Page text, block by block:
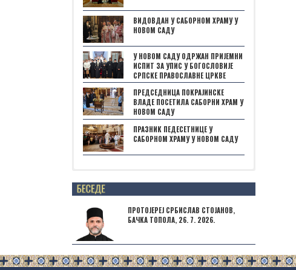
ВИДОВДАН У САБОРНОМ ХРАМУ У
НОВОМ САДУ
У НОВОМ САДУ ОДРЖАН ПРИЈЕМНИ
ИСПИТ ЗА УПИС У БОГОСЛОВИЈЕ
СРПСКЕ ПРАВОСЛАВНЕ ЦРКВЕ
ПРЕДСЕДНИЦА ПОКРАЈИНСКЕ
ВЛАДЕ ПОСЕТИЛА САБОРНИ ХРАМ У
НОВОМ САДУ
ПРАЗНИК ПЕДЕСЕТНИЦЕ У
САБОРНОМ ХРАМУ У НОВОМ САДУ
Posts not found
ПРОТОЈЕРЕЈ СРБИСЛАВ СТОЈАНОВ,
БАЧКА ТОПОЛА, 26. 7. 2026.